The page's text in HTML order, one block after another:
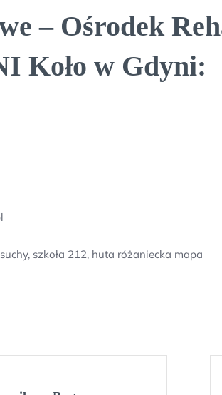
– Ośrodek
Koło w Gdyni:
szkoła 212, huta różaniecka mapa